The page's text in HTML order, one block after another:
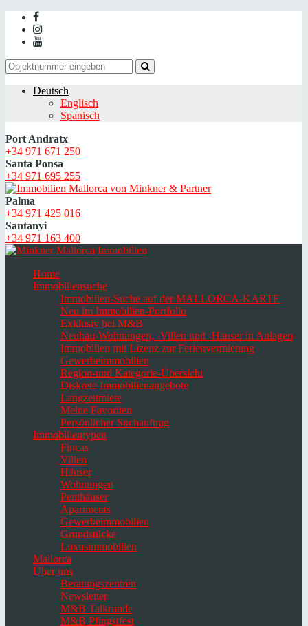
Deutsch
Englisch
Spanisch
Port Andratx
+34 971 671 250
Santa Ponsa
+34 971 695 255
Palma
+34 971 425 016
Santanyi
+34 971 163 400
Home
Immobiliensuche
Immobilien-Suche auf der MALLORCA-KARTE
Neu im Immobilien-Portfolio
Exklusiv bei M&B
Neubau-Wohnungen, -Villen und -Häuser in Anlagen
Immobilien mit Lizenz zur Ferienvermietung
Gewerbeimmobilien
Region-und Kategorie-Übersicht
Diskrete Immobilienangebote
Langzeitmiete
Meine Favoriten
Persönlicher Suchauftrag
Immobilientypen
Fincas
Villen
Häuser
Wohnungen
Penthäuser
Apartments
Gewerbeimmobilien
Grundstücke
Luxusimmobilien
Mallorca
Über uns
Beratungszentren
Newsletter
M&B Talkrunde
M&B Pfingstfest